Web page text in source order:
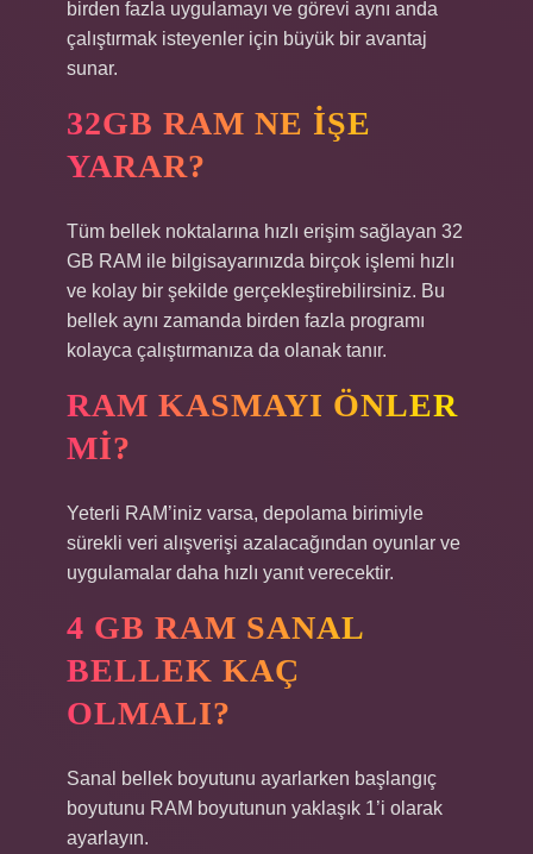
birden fazla uygulamayı ve görevi aynı anda
çalıştırmak isteyenler için büyük bir avantaj
sunar.
32GB RAM NE IŞE
YARAR?
Tüm bellek noktalarına hızlı erişim sağlayan 32
GB RAM ile bilgisayarınızda birçok işlemi hızlı
ve kolay bir şekilde gerçekleştirebilirsiniz. Bu
bellek aynı zamanda birden fazla programı
kolayca çalıştırmanıza da olanak tanır.
RAM KASMAYI ÖNLER
MI?
Yeterli RAM’iniz varsa, depolama birimiyle
sürekli veri alışverişi azalacağından oyunlar ve
uygulamalar daha hızlı yanıt verecektir.
4 GB RAM SANAL
BELLEK KAÇ
OLMALI?
Sanal bellek boyutunu ayarlarken başlangıç ​​
boyutunu RAM boyutunun yaklaşık 1’i olarak
ayarlayın.